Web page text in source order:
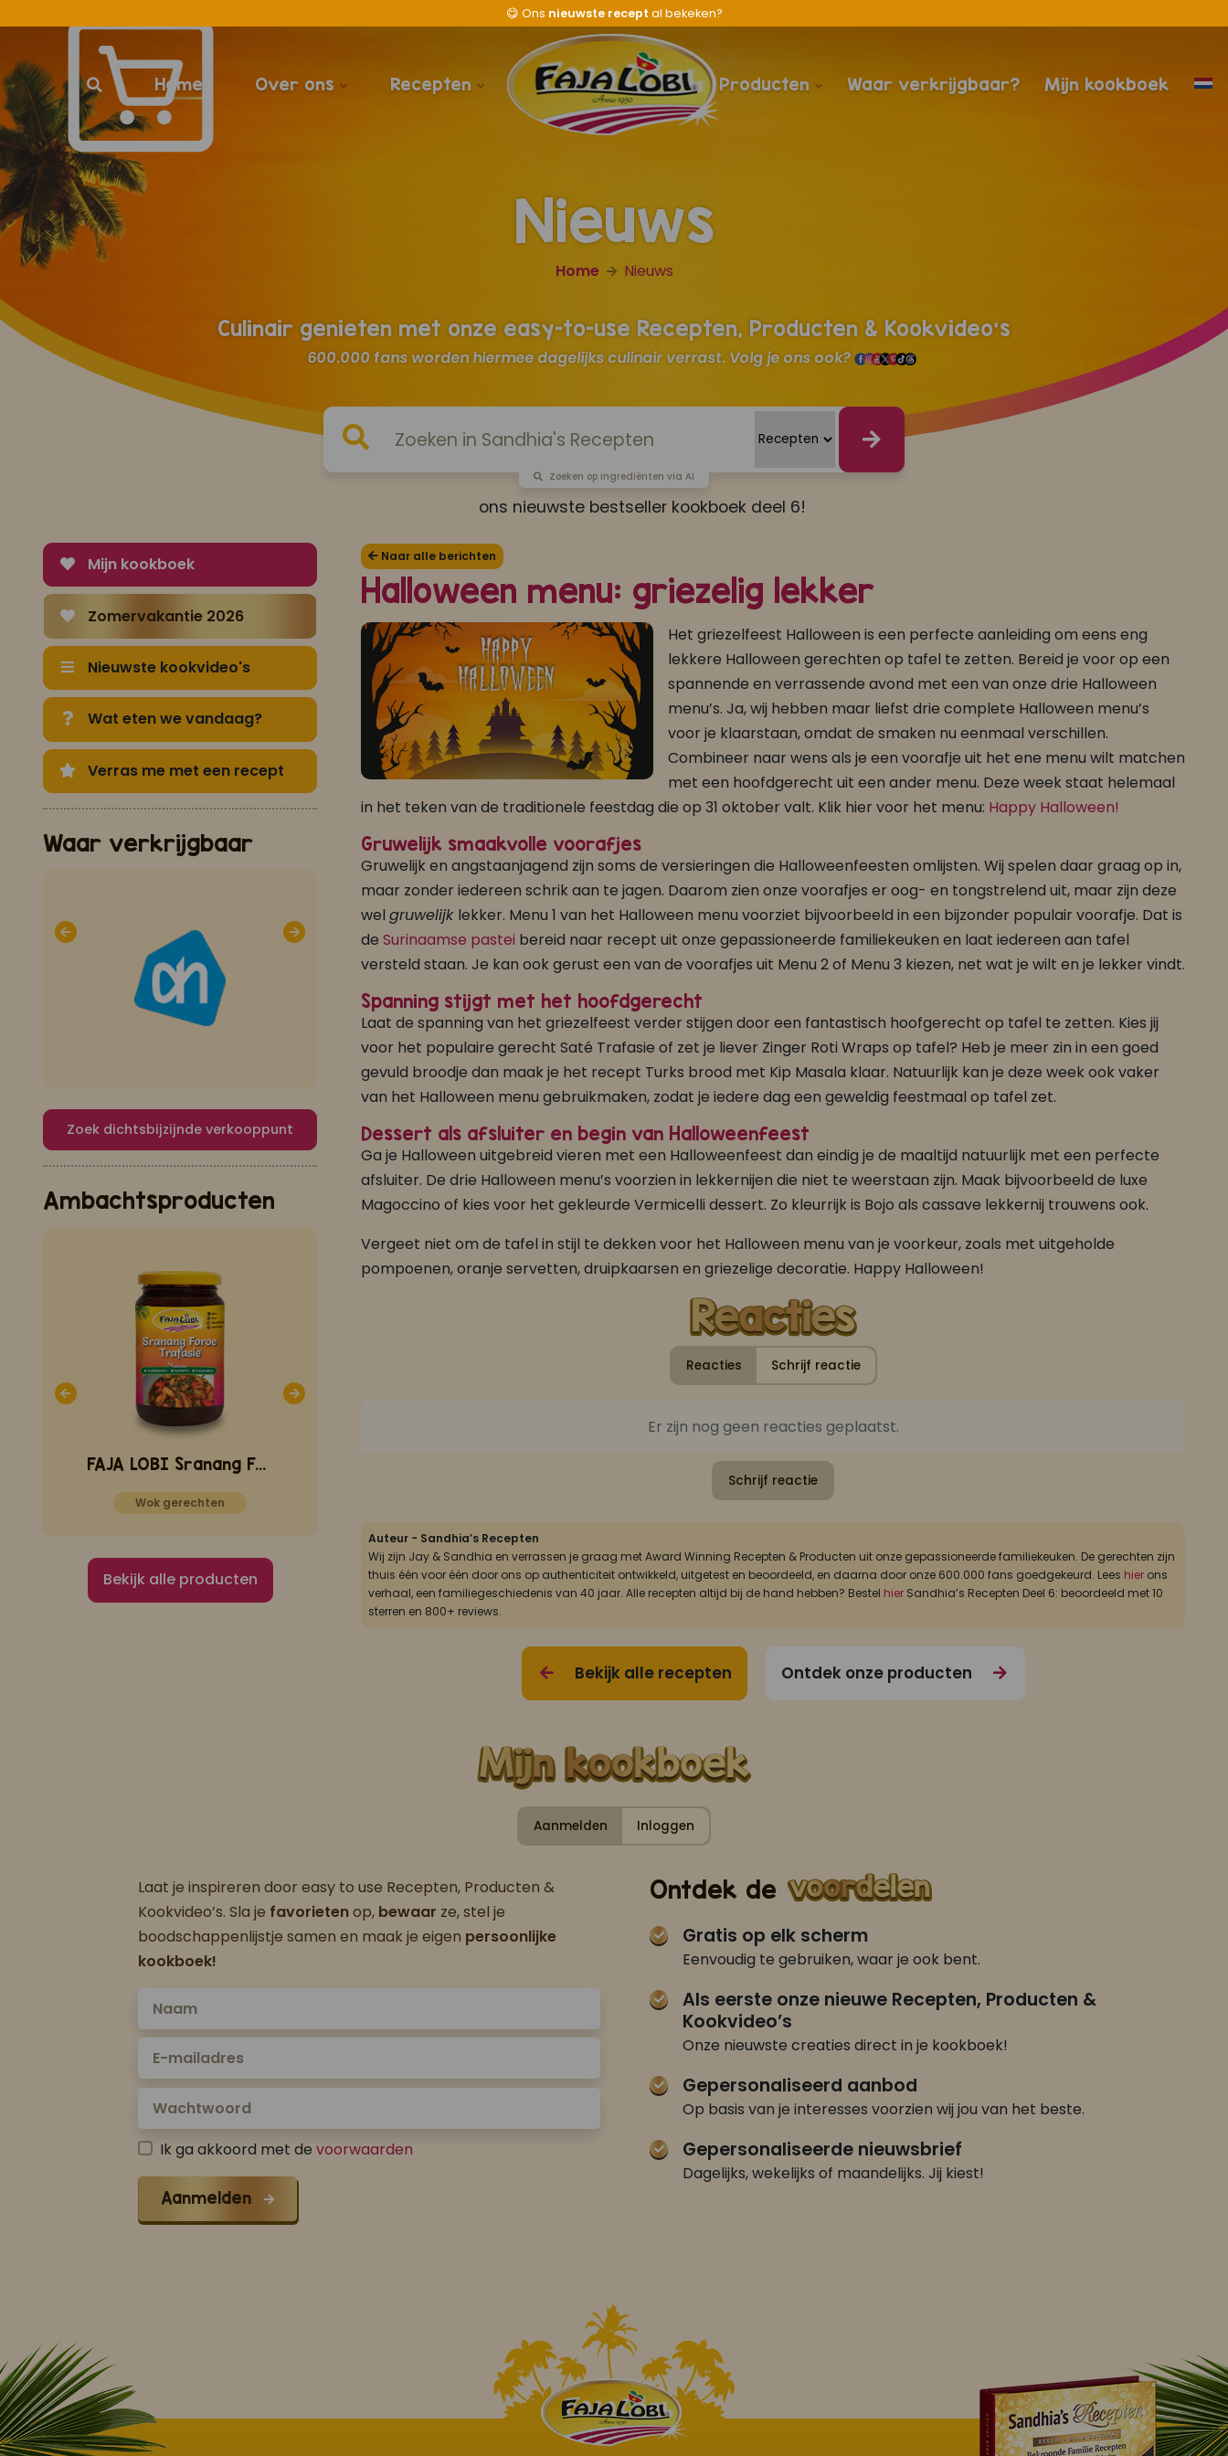
😋 Ons nieuwste recept al bekeken?
Home Over ons Recepten Producten Waar verkrijgbaar? Mijn kookboek
Nieuws
Home Nieuws
Culinair genieten met onze easy-to-use Recepten, Producten & Kookvideo's
600.000 fans worden hiermee dagelijks culinair verrast. Volg je ons ook?
Zoeken op ingrediënten via AI
ons nieuwste bestseller kookboek deel 6!
Mijn kookboek
Zomervakantie 2026
Nieuwste kookvideo's
Wat eten we vandaag?
Verras me met een recept
Waar verkrijgbaar
Zoek dichtsbijzijnde verkooppunt
Ambachtsproducten
FAJA LOBI Sranang Foroe Trafasie 360 ml
Wok gerechten
FAJA LOBI Javaanse Nasi - Bami Sambal 195 gr
Roti gerechten
Bekijk alle producten
Naar alle berichten
Halloween menu: griezelig lekker
Het griezelfeest Halloween is een perfecte aanleiding om eens eng
lekkere Halloween gerechten op tafel te zetten. Bereid je voor op een
spannende en verrassende avond met een van onze drie Halloween
menu’s. Ja, wij hebben maar liefst drie complete Halloween menu’s
voor je klaarstaan, omdat de smaken nu eenmaal verschillen.
Combineer naar wens als je een voorafje uit het ene menu wilt matchen
met een hoofdgerecht uit een ander menu. Deze week staat helemaal
in het teken van de traditionele feestdag die op 31 oktober valt. Klik hier voor het menu: Happy Halloween!
Gruwelijk smaakvolle voorafjes
Gruwelijk en angstaanjagend zijn soms de versieringen die Halloweenfeesten omlijsten. Wij spelen daar graag op in,
maar zonder iedereen schrik aan te jagen. Daarom zien onze voorafjes er oog- en tongstrelend uit, maar zijn deze
wel gruwelijk lekker. Menu 1 van het Halloween menu voorziet bijvoorbeeld in een bijzonder populair voorafje. Dat is
de Surinaamse pastei bereid naar recept uit onze gepassioneerde familiekeuken en laat iedereen aan tafel
versteld staan. Je kan ook gerust een van de voorafjes uit Menu 2 of Menu 3 kiezen, net wat je wilt en je lekker vindt.
Spanning stijgt met het hoofdgerecht
Laat de spanning van het griezelfeest verder stijgen door een fantastisch hoofgerecht op tafel te zetten. Kies jij
voor het populaire gerecht Saté Trafasie of zet je liever Zinger Roti Wraps op tafel? Heb je meer zin in een goed
gevuld broodje dan maak je het recept Turks brood met Kip Masala klaar. Natuurlijk kan je deze week ook vaker
van het Halloween menu gebruikmaken, zodat je iedere dag een geweldig feestmaal op tafel zet.
Dessert als afsluiter en begin van Halloweenfeest
Ga je Halloween uitgebreid vieren met een Halloweenfeest dan eindig je de maaltijd natuurlijk met een perfecte
afsluiter. De drie Halloween menu’s voorzien in lekkernijen die niet te weerstaan zijn. Maak bijvoorbeeld de luxe
Magoccino of kies voor het gekleurde Vermicelli dessert. Zo kleurrijk is Bojo als cassave lekkernij trouwens ook.
Vergeet niet om de tafel in stijl te dekken voor het Halloween menu van je voorkeur, zoals met uitgeholde
pompoenen, oranje servetten, druipkaarsen en griezelige decoratie. Happy Halloween!
Reacties Schrijf reactie
Er zijn nog geen reacties geplaatst.
Schrijf reactie
Auteur - Sandhia’s Recepten
Wij zijn Jay & Sandhia en verrassen je graag met Award Winning Recepten & Producten uit onze gepassioneerde familiekeuken. De gerechten zijn
thuis één voor één door ons op authenticiteit ontwikkeld, uitgetest en beoordeeld, en daarna door onze 600.000 fans goedgekeurd. Lees hier ons
verhaal, een familiegeschiedenis van 40 jaar. Alle recepten altijd bij de hand hebben? Bestel hier Sandhia’s Recepten Deel 6: beoordeeld met 10
sterren en 800+ reviews.
Bekijk alle recepten Ontdek onze producten
Aanmelden Inloggen
Laat je inspireren door easy to use Recepten, Producten &
Kookvideo’s. Sla je favorietenop, bewaar ze, stel je
boodschappenlijstje samen en maak je eigen persoonlijke
kookboek!
Ik ga akkoord met de voorwaarden
Aanmelden
Ontdek de
Gratis op elk scherm
Eenvoudig te gebruiken, waar je ook bent.
Als eerste onze nieuwe Recepten, Producten &
Kookvideo’s
Onze nieuwste creaties direct in je kookboek!
Gepersonaliseerd aanbod
Op basis van je interesses voorzien wij jou van het beste.
Gepersonaliseerde nieuwsbrief
Dagelijks, wekelijks of maandelijks. Jij kiest!